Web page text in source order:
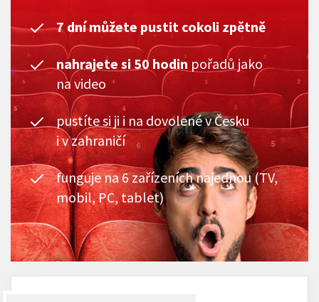
7 dní můžete pustit cokoli zpětně
nahrajete si 50 hodin pořadů jako
na video
pustíte si ji i na dovolené v Česku
i v zahraničí
funguje na 6 zařízeních najednou (TV,
mobil, PC, tablet)